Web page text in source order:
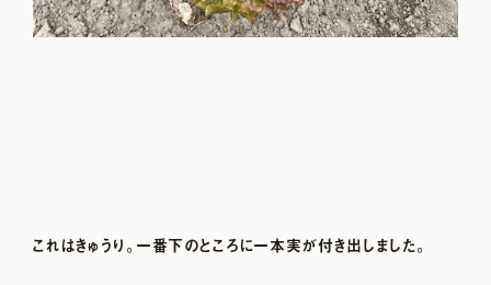
これはきゅうり。一番下のところに一本実が付き出しました。